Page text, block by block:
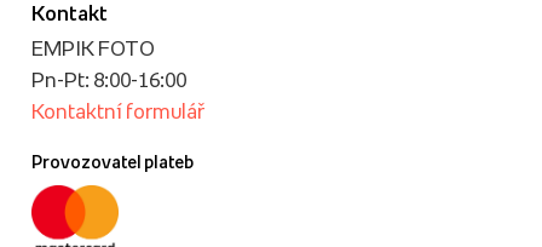
Kontakt
EMPIK FOTO
Pn-Pt: 8:00-16:00
Kontaktní formulář
Provozovatel plateb